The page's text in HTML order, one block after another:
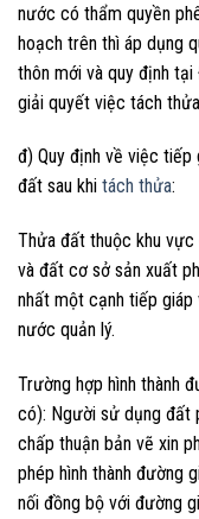
nước có thẩm quyền
hoạch trên thì áp dụng
thôn mới và quy định
giải quyết việc tách
đ) Quy định về việc
đất sau khi tách thửa:
Thửa đất thuộc khu
và đất cơ sở sản xuất
nhất một cạnh tiếp giáp
nước quản lý.
Trường hợp hình thành
có): Người sử dụng đất
chấp thuận bản vẽ xin
phép hình thành đường
nối đồng bộ với đường